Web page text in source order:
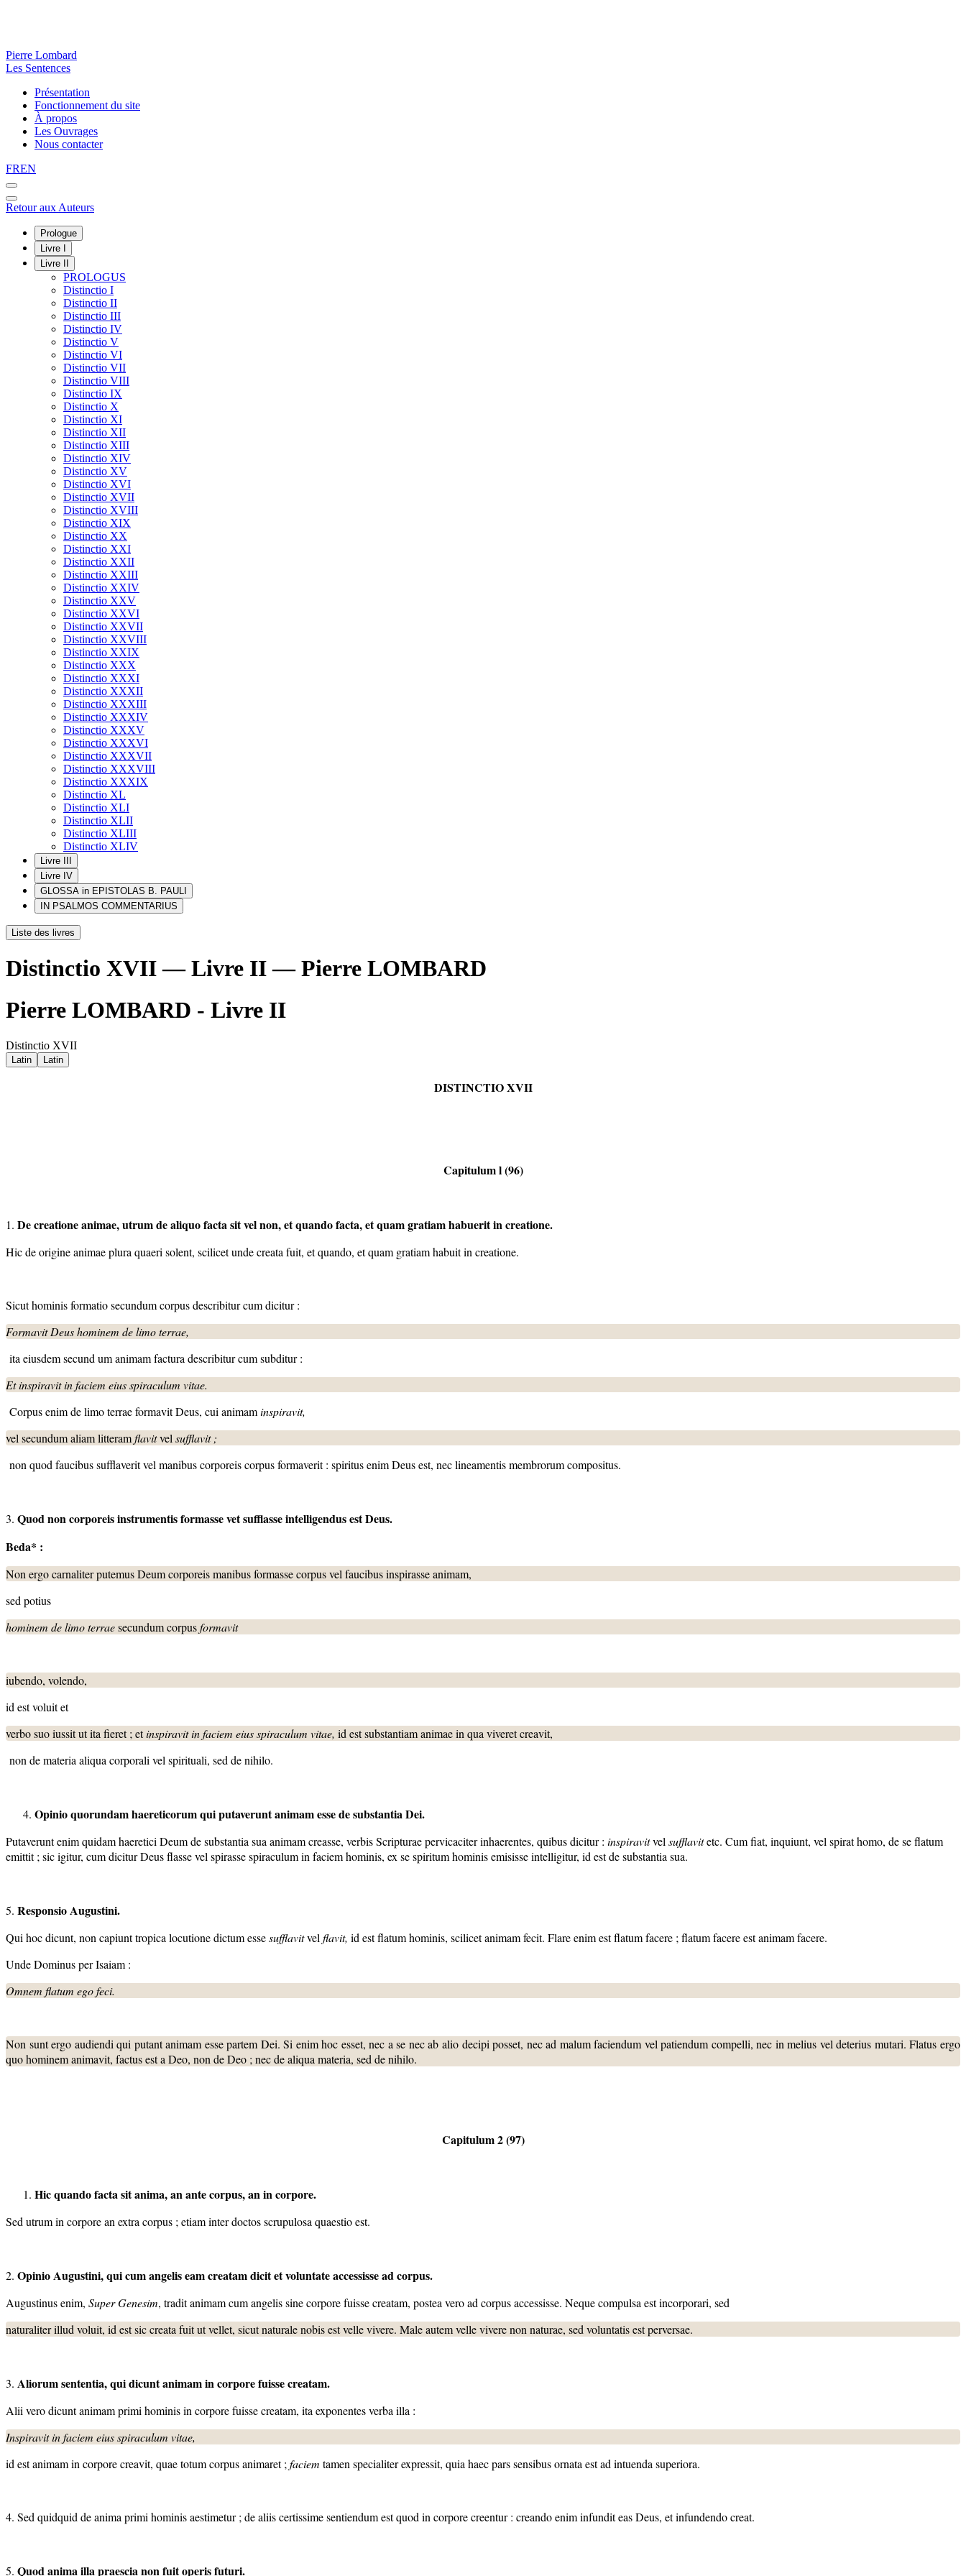
Pierre Lombard
Les Sentences
Présentation
Fonctionnement du site
À propos
Les Ouvrages
Nous contacter
FREN
Retour aux Auteurs
Prologue
Livre I
Livre II
PROLOGUS
Distinctio I
Distinctio II
Distinctio III
Distinctio IV
Distinctio V
Distinctio VI
Distinctio VII
Distinctio VIII
Distinctio IX
Distinctio X
Distinctio XI
Distinctio XII
Distinctio XIII
Distinctio XIV
Distinctio XV
Distinctio XVI
Distinctio XVII
Distinctio XVIII
Distinctio XIX
Distinctio XX
Distinctio XXI
Distinctio XXII
Distinctio XXIII
Distinctio XXIV
Distinctio XXV
Distinctio XXVI
Distinctio XXVII
Distinctio XXVIII
Distinctio XXIX
Distinctio XXX
Distinctio XXXI
Distinctio XXXII
Distinctio XXXIII
Distinctio XXXIV
Distinctio XXXV
Distinctio XXXVI
Distinctio XXXVII
Distinctio XXXVIII
Distinctio XXXIX
Distinctio XL
Distinctio XLI
Distinctio XLII
Distinctio XLIII
Distinctio XLIV
Livre III
Livre IV
GLOSSA in EPISTOLAS B. PAULI
IN PSALMOS COMMENTARIUS
Liste des livres
Distinctio XVII — Livre II — Pierre LOMBARD
Pierre LOMBARD - Livre II
Distinctio XVII
Latin Latin
DISTINCTIO XVII
Capitulum l (96)
1. De creatione animae, utrum de aliquo facta sit vel non, et quando facta, et quam gratiam habuerit in creatione.
Hic de origine animae plura quaeri solent, scilicet unde creata fuit, et quando, et quam gratiam habuit in creatione.
Sicut hominis formatio secundum corpus describitur cum dicitur :
Formavit Deus hominem de limo terrae,
ita eiusdem secund um animam factura describitur cum subditur :
Et inspiravit in faciem eius spiraculum vitae.
Corpus enim de limo terrae formavit Deus, cui animaminspiravit,
vel secundum aliam litteramflavitvel sufflavit ;
non quod faucibus sufflaverit vel manibus corporeis corpus formaverit : spiritus enim Deus est, nec lineamentis membrorum compositus.
3. Quod non corporeis instrumentis formasse vet sufflasse intelligendus est Deus.
Beda* :
Non ergo carnaliter putemus Deum corporeis manibus formasse corpus vel faucibus inspirasse animam,
sed potius
hominem de limo terraesecundum corpusformavit
iubendo, volendo,
id est voluit et
verbo suo iussit ut ita fieret ; etinspiravit in faciem eius spiraculum vitae, id est substantiam animae in qua viveret creavit,
non de materia aliqua corporali vel spirituali, sed de nihilo.
Opinio quorundam haereticorum qui putaverunt animam esse de substantia Dei.
Putaverunt enim quidam haeretici Deum de substantia sua animam creasse, verbis Scripturae pervicaciter inhaerentes, quibus dicitur : inspiravitvel sufflavitetc. Cum fiat, inquiunt, vel spirat homo, de se flatum
emittit ; sic igitur, cum dicitur Deus flasse vel spirasse spiraculum in faciem hominis, ex se spiritum hominis emisisse intelligitur, id est de substantia sua.
5. Responsio Augustini.
Qui hoc dicunt, non capiunt tropica locutione dictum essesufflavitvel flavit, id est flatum hominis, scilicet animam fecit. Flare enim est flatum facere ; flatum facere est animam facere.
Unde Dominus per Isaiam :
Omnem flatum ego feci.
Non sunt ergo audiendi qui putant animam esse partem Dei. Si enim hoc esset, nec a se nec ab alio decipi posset, nec ad malum faciendum vel patiendum compelli, nec in melius vel deterius mutari. Flatus ergo
quo hominem animavit, factus est a Deo, non de Deo ; nec de aliqua materia, sed de nihilo.
Capitulum 2 (97)
Hic quando facta sit anima, an ante corpus, an in corpore.
Sed utrum in corpore an extra corpus ; etiam inter doctos scrupulosa quaestio est.
2. Opinio Augustini, qui cum angelis eam creatam dicit et voluntate accessisse ad corpus.
Augustinus enim, Super Genesim, tradit animam cum angelis sine corpore fuisse creatam, postea vero ad corpus accessisse. Neque compulsa est incorporari, sed
naturaliter illud voluit, id est sic creata fuit ut vellet, sicut naturale nobis est velle vivere. Male autem velle vivere non naturae, sed voluntatis est perversae.
3. Aliorum sententia, qui dicunt animam in corpore fuisse creatam.
Alii vero dicunt animam primi hominis in corpore fuisse creatam, ita exponentes verba illa :
Inspiravit in faciem eius spiraculum vitae,
id est animam in corpore creavit, quae totum corpus animaret ; faciem tamen specialiter expressit, quia haec pars sensibus ornata est ad intuenda superiora.
4. Sed quidquid de anima primi hominis aestimetur ; de aliis certissime sentiendum est quod in corpore creentur : creando enim infundit eas Deus, et infundendo creat.
5. Quod anima illa praescia non fuit operis futuri.